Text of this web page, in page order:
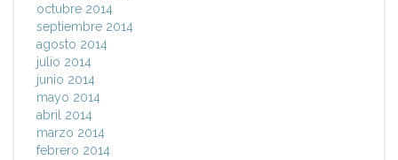
octubre 2014
septiembre 2014
agosto 2014
julio 2014
junio 2014
mayo 2014
abril 2014
marzo 2014
febrero 2014